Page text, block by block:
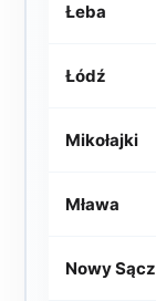
Łeba
Łódź
Mikołajki
Mława
Nowy Sącz